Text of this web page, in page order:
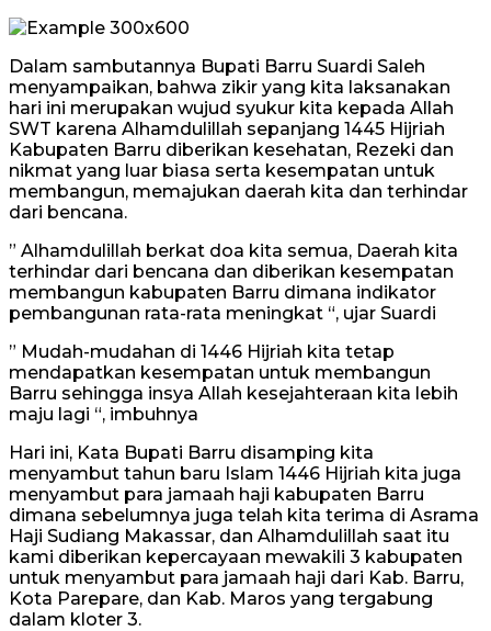
Dalam sambutannya Bupati Barru Suardi Saleh
menyampaikan, bahwa zikir yang kita laksanakan
hari ini merupakan wujud syukur kita kepada Allah
SWT karena Alhamdulillah sepanjang 1445 Hijriah
Kabupaten Barru diberikan kesehatan, Rezeki dan
nikmat yang luar biasa serta kesempatan untuk
membangun, memajukan daerah kita dan terhindar
dari bencana.
” Alhamdulillah berkat doa kita semua, Daerah kita
terhindar dari bencana dan diberikan kesempatan
membangun kabupaten Barru dimana indikator
pembangunan rata-rata meningkat “, ujar Suardi
” Mudah-mudahan di 1446 Hijriah kita tetap
mendapatkan kesempatan untuk membangun
Barru sehingga insya Allah kesejahteraan kita lebih
maju lagi “, imbuhnya
Hari ini, Kata Bupati Barru disamping kita
menyambut tahun baru Islam 1446 Hijriah kita juga
menyambut para jamaah haji kabupaten Barru
dimana sebelumnya juga telah kita terima di Asrama
Haji Sudiang Makassar, dan Alhamdulillah saat itu
kami diberikan kepercayaan mewakili 3 kabupaten
untuk menyambut para jamaah haji dari Kab. Barru,
Kota Parepare, dan Kab. Maros yang tergabung
dalam kloter 3.